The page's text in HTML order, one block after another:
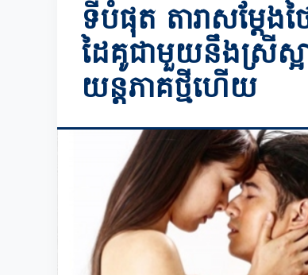
ទីបំផុត តារាសម្តែង
ដៃគូជាមួយនឹងស្រីស្អ
យន្តភាគថ្មីហើយ